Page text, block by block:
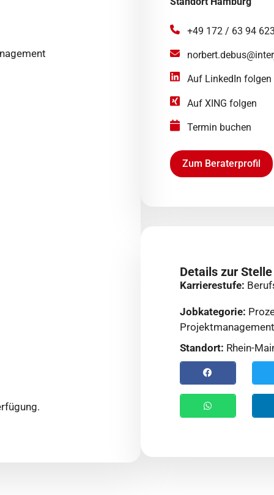
+49 172 / 63 94
Auf LinkedIn folgen
Auf XING folgen
Termin buchen
Zum Beraterprofil
Details zur Stelle
Karrierestufe:
Jobkategorie:
Projektmanagement
Standort: Rhein-